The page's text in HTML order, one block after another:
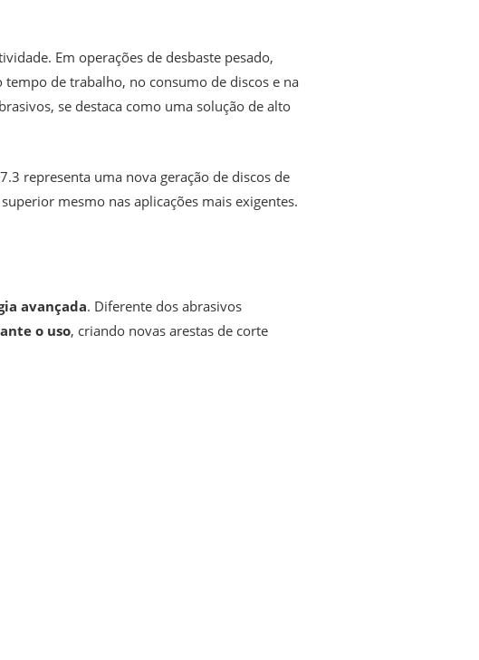
Em operações de desbaste pesado,
de trabalho, no consumo de discos e na
se destaca como uma solução de alto
7.3 representa uma nova geração de discos de
mesmo nas aplicações mais exigentes.
avançada. Diferente dos abrasivos
o uso, criando novas arestas de corte